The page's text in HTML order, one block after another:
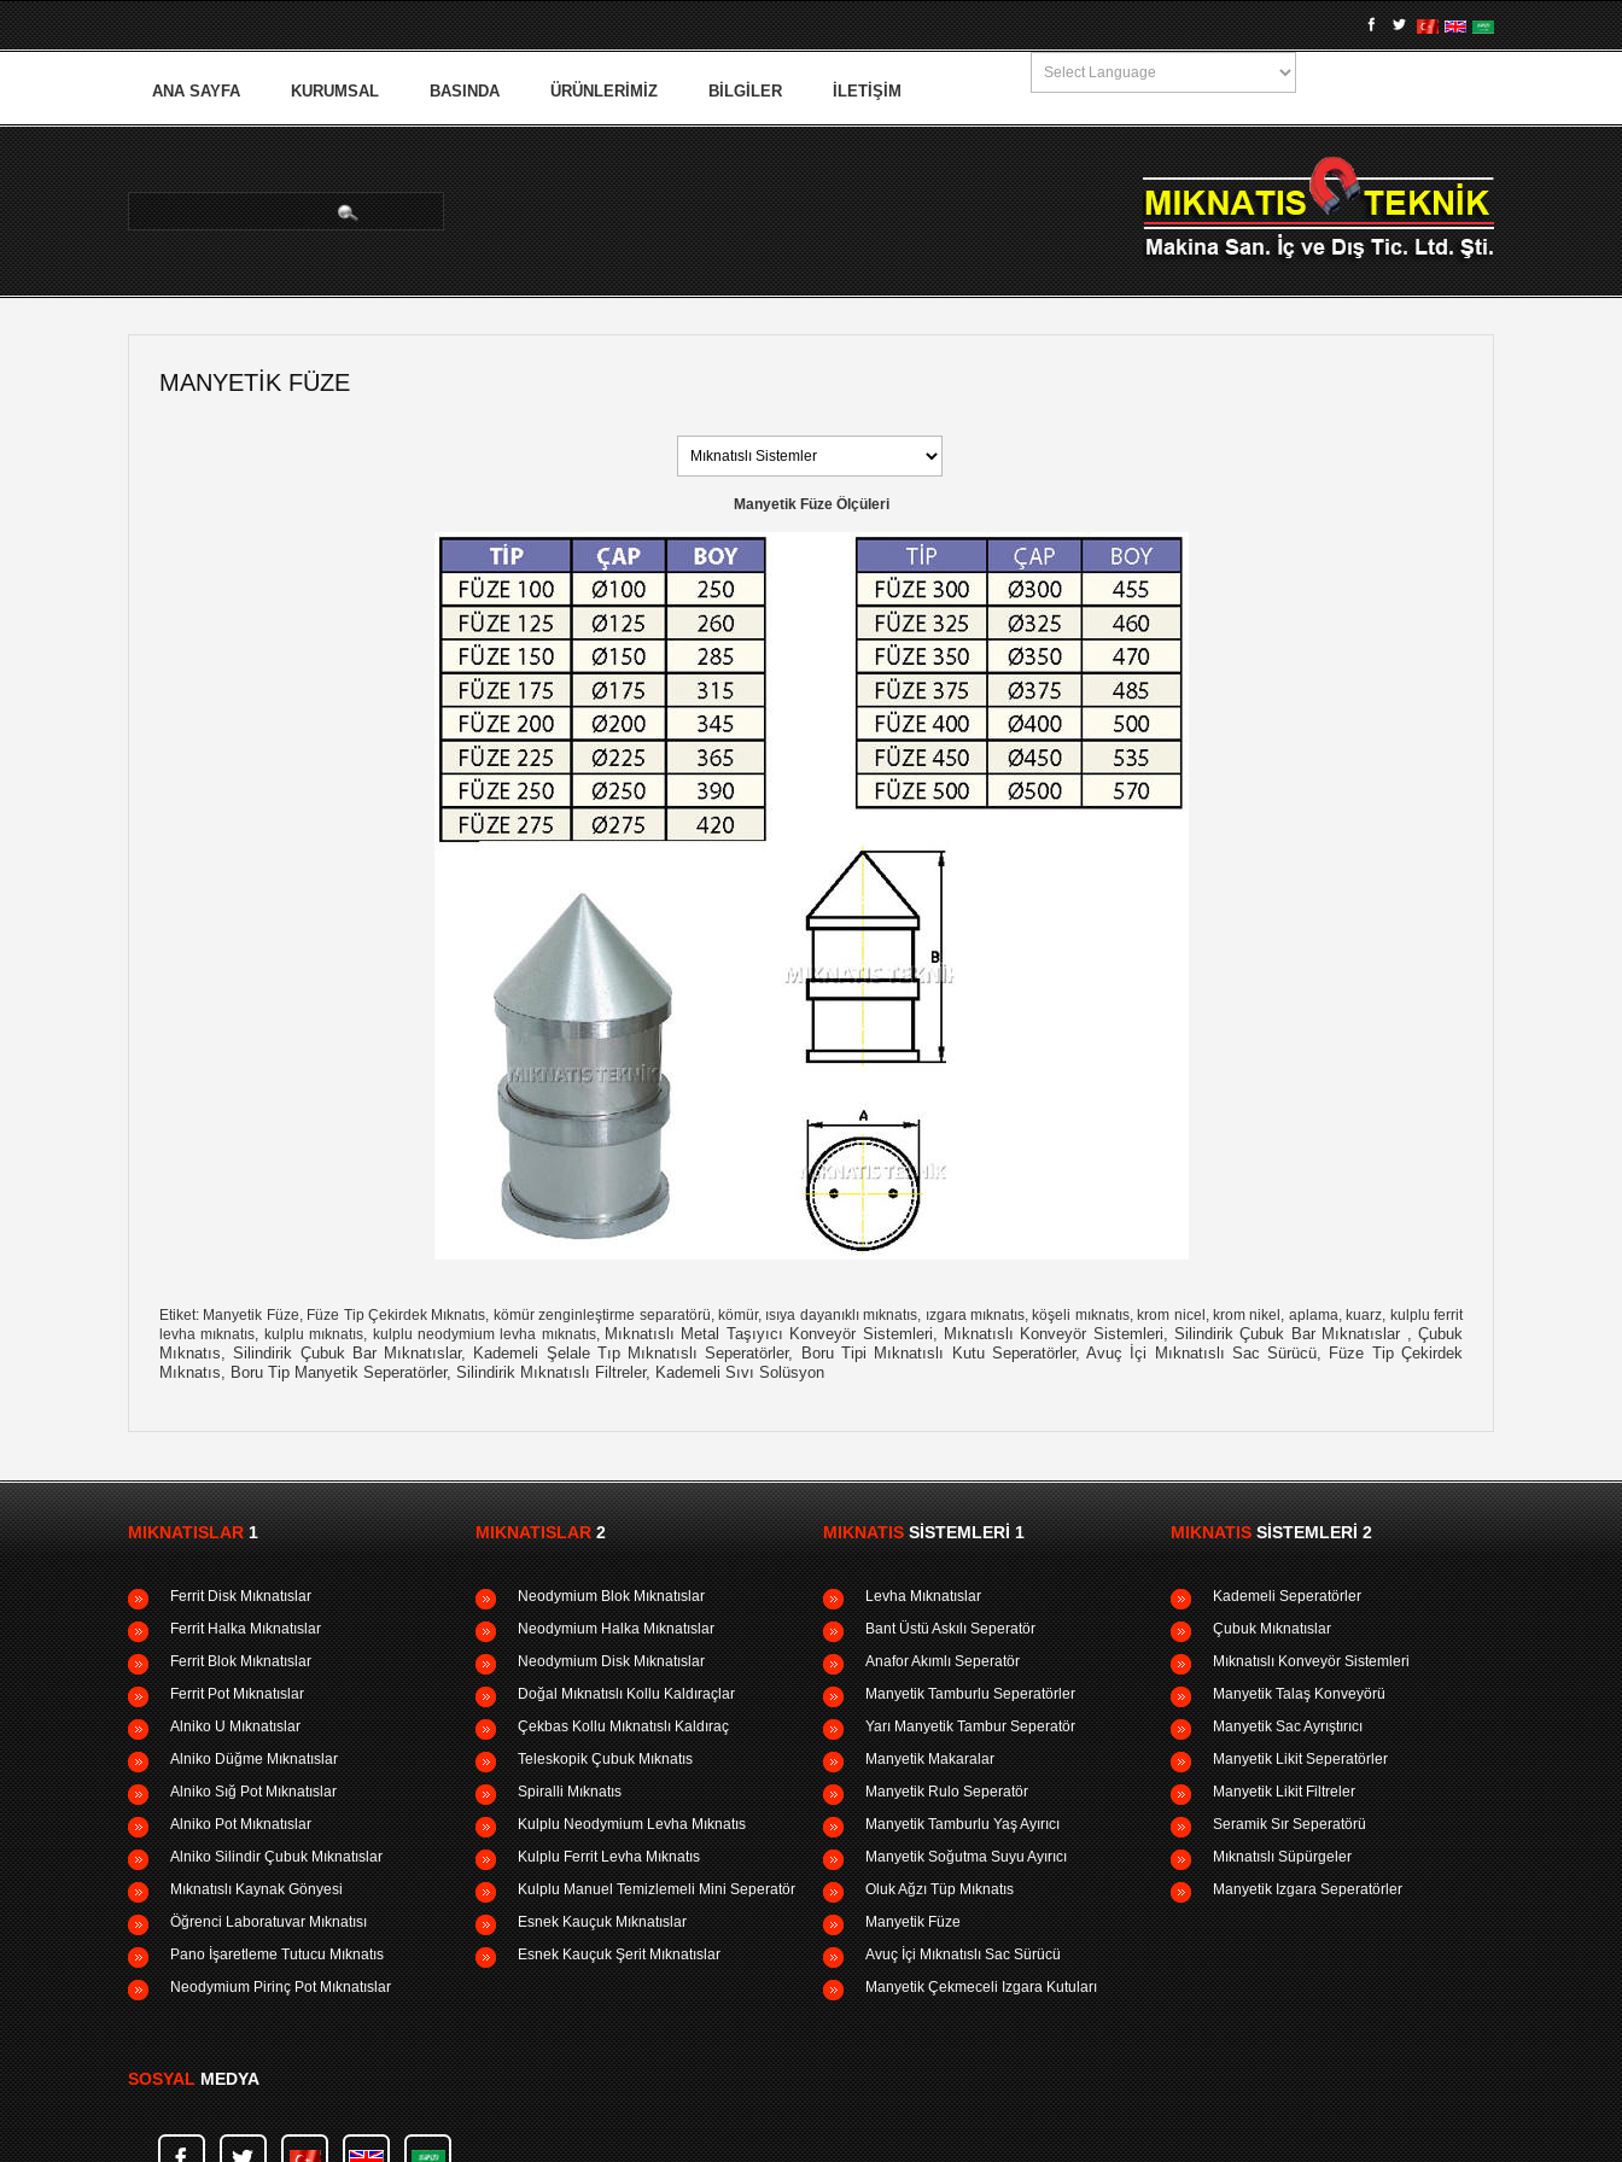
ANA SAYFA KURUMSAL BASINDA ÜRÜNLERIMIZ BILGILER İLETIŞIM
arama...
MANYETIK FÜZE
Manyetik Füze Ölçüleri
Etiket: Manyetik Füze, Füze Tip Çekirdek Mıknatıs, kömür zenginleştirme separatörü, kömür, ısıya dayanıklı mıknatıs, ızgara mıknatıs, köşeli mıknatıs, krom nicel, krom nikel, aplama, kuarz, kulplu ferrit
levha mıknatıs, kulplu mıknatıs, kulplu neodymium levha mıknatıs, Mıknatıslı Metal Taşıyıcı Konveyör Sistemleri, Mıknatıslı Konveyör Sistemleri, Silindirik Çubuk Bar Mıknatıslar , Çubuk
Mıknatıs, Silindirik Çubuk Bar Mıknatıslar, Kademeli Şelale Tıp Mıknatıslı Seperatörler, Boru Tipi Mıknatıslı Kutu Seperatörler, Avuç İçi Mıknatıslı Sac Sürücü, Füze Tip Çekirdek
Mıknatıs, Boru Tip Manyetik Seperatörler, Silindirik Mıknatıslı Filtreler, Kademeli Sıvı Solüsyon
MIKNATISLAR1
Ferrit Disk Mıknatıslar
Ferrit Halka Mıknatıslar
Ferrit Blok Mıknatıslar
Ferrit Pot Mıknatıslar
Alniko U Mıknatıslar
Alniko Düğme Mıknatıslar
Alniko Sığ Pot Mıknatıslar
Alniko Pot Mıknatıslar
Alniko Silindir Çubuk Mıknatıslar
Mıknatıslı Kaynak Gönyesi
Öğrenci Laboratuvar Mıknatısı
Pano İşaretleme Tutucu Mıknatıs
Neodymium Pirinç Pot Mıknatıslar
MIKNATISLAR2
Neodymium Blok Mıknatıslar
Neodymium Halka Mıknatıslar
Neodymium Disk Mıknatıslar
Doğal Mıknatıslı Kollu Kaldıraçlar
Çekbas Kollu Mıknatıslı Kaldıraç
Teleskopik Çubuk Mıknatıs
Spiralli Mıknatıs
Kulplu Neodymium Levha Mıknatıs
Kulplu Ferrit Levha Mıknatıs
Kulplu Manuel Temizlemeli Mini Seperatör
Esnek Kauçuk Mıknatıslar
Esnek Kauçuk Şerit Mıknatıslar
MIKNATISSISTEMLERI 1
Levha Mıknatıslar
Bant Üstü Askılı Seperatör
Anafor Akımlı Seperatör
Manyetik Tamburlu Seperatörler
Yarı Manyetik Tambur Seperatör
Manyetik Makaralar
Manyetik Rulo Seperatör
Manyetik Tamburlu Yaş Ayırıcı
Manyetik Soğutma Suyu Ayırıcı
Oluk Ağzı Tüp Mıknatıs
Manyetik Füze
Avuç İçi Mıknatıslı Sac Sürücü
Manyetik Çekmeceli Izgara Kutuları
MIKNATISSISTEMLERI 2
Kademeli Seperatörler
Çubuk Mıknatıslar
Mıknatıslı Konveyör Sistemleri
Manyetik Talaş Konveyörü
Manyetik Sac Ayrıştırıcı
Manyetik Likit Seperatörler
Manyetik Likit Filtreler
Seramik Sır Seperatörü
Mıknatıslı Süpürgeler
Manyetik Izgara Seperatörler
SOSYALMEDYA